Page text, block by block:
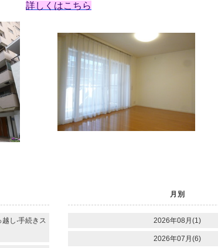
詳しくはこちら
し‧⼿続きス
月別
2026年08月(1)
2026年07月(6)